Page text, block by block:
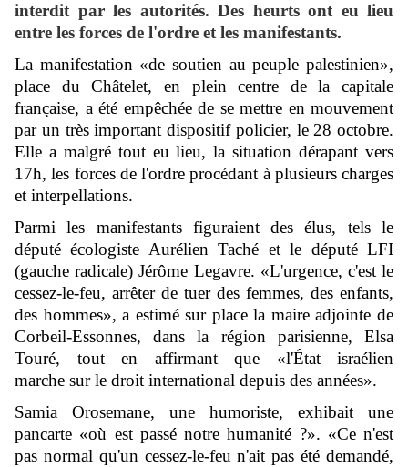
interdit par les autorités. Des heurts ont eu lieu
entre les forces de l'ordre et les manifestants.
La manifestation «de soutien au peuple palestinien»,
place du Châtelet, en plein centre de la capitale
française, a été empêchée de se mettre en mouvement
par un très important dispositif policier, le 28 octobre.
Elle a malgré tout eu lieu, la situation dérapant vers
17h, les forces de l'ordre procédant à plusieurs charges
et interpellations.
Parmi les manifestants figuraient des élus, tels le
député écologiste Aurélien Taché et le député LFI
(gauche radicale) Jérôme Legavre. «L'urgence, c'est le
cessez-le-feu, arrêter de tuer des femmes, des enfants,
des hommes», a estimé sur place la maire adjointe de
Corbeil-Essonnes, dans la région parisienne, Elsa
Touré, tout en affirmant que «l'État israélien
marche sur le droit international depuis des années».
Samia Orosemane, une humoriste, exhibait une
pancarte «où est passé notre humanité ?». «Ce n'est
pas normal qu'un cessez-le-feu n'ait pas été demandé,